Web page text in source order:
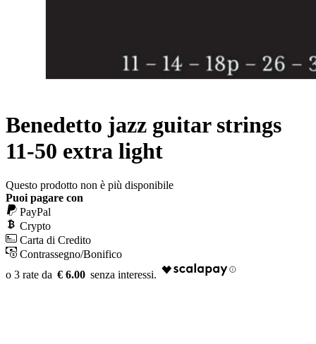
Benedetto jazz guitar strings
11-50 extra light
Questo prodotto non è più disponibile
Puoi pagare con
PayPal
Crypto
Carta di Credito
Contrassegno/Bonifico
€ 6.00